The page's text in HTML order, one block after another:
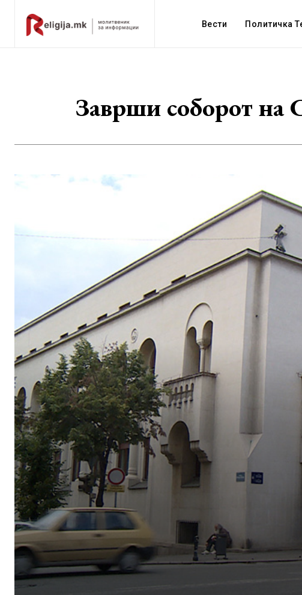
Вести Политичка
Заврши соборот на